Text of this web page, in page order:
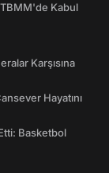
Kabul
Karşısına
Hayatını
Basketbol